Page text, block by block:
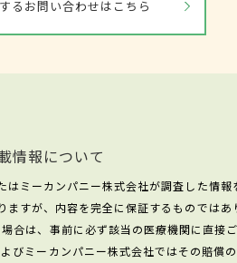
るお問い合わせはこちら
情報について
ミーカンパニー株式会社が調査した情報
すが、内容を完全に保証するものではあ
合は、事前に必ず該当の医療機関に直接ご
びミーカンパニー株式会社ではその賠償